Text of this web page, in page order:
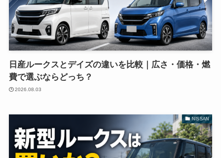
日産ルークスとデイズの違いを比較｜広さ・価格・燃
費で選ぶならどっち？
2026.08.03
NISSAN